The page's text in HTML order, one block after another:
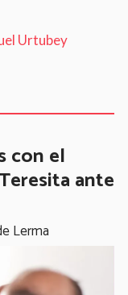
Urtubey
con el
ante
Lerma